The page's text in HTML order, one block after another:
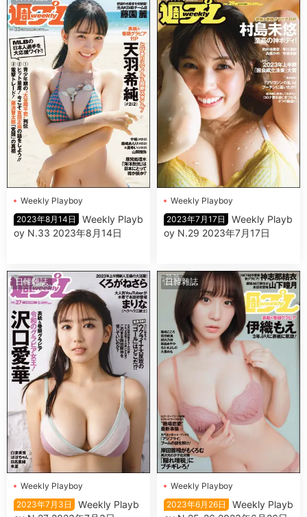
Wеekly Plаyboy
2023年8月14日
Wеekly Plаyb
oy N.33 2023年8月14日
Wеekly Plаyboy
2023年7月17日
Wеekly Plаyb
oy N.29 2023年7月17日
日韓雜誌
Wеekly Plаyboy
2023年7月3日
Wеekly Plаyb
日韓雜誌
Wеekly Plаyboy
2023年6月26日
Wеekly Plаyb